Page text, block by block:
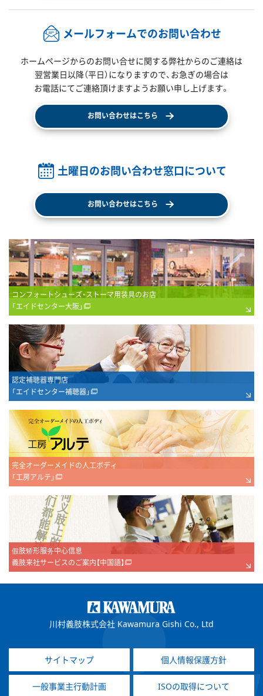
メールフォームでのお問い合わせ
ホームページからのお問い合せに関する弊社からのご連絡は
翌営業日以降（平日）になりますので、 お急ぎの場合は
お電話にてご連絡頂けますようお願い申し上げます。
お問い合わせはこちら
土曜日のお問い合わせ窓口について
お問い合わせはこちら
コンフォートシューズ・ストーマ用装具のお店
「エイドセンター大阪」
認定補聴器専門店
「エイドセンター補聴器」
完全オーダーメイドの人工ボディ
「工房アルテ」
假肢矫形服务中心信息
義肢来社サービスのご案内【中国語】
川村義肢株式会社 Kawamura Gishi Co., Ltd
サイトマップ 個人情報保護方針
一般事業主行動計画 ISOの取得について